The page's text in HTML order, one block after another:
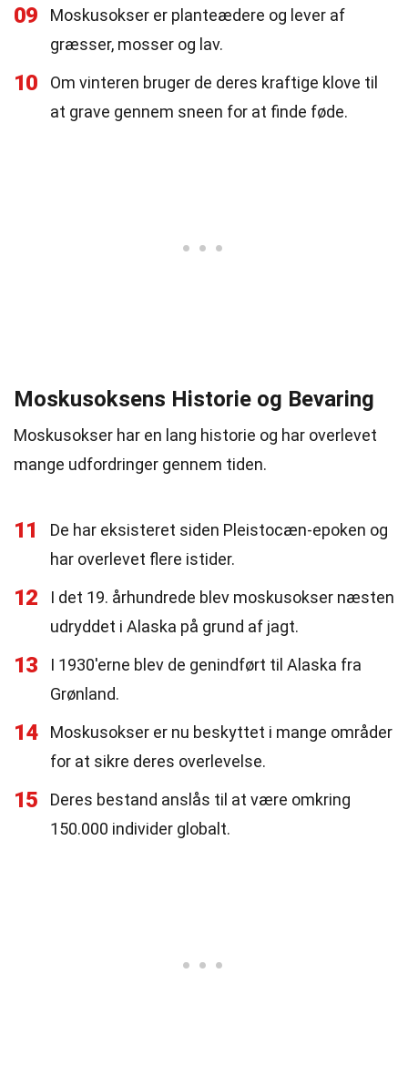
09
Moskusokser er planteædere og lever af
græsser, mosser og lav.
10
Om vinteren bruger de deres kraftige klove til
at grave gennem sneen for at finde føde.
Moskusoksens Historie og Bevaring
Moskusokser har en lang historie og har overlevet
mange udfordringer gennem tiden.
11
De har eksisteret siden Pleistocæn-epoken og
har overlevet flere istider.
12
I det 19. århundrede blev moskusokser næsten
udryddet i Alaska på grund af jagt.
13
I 1930'erne blev de genindført til Alaska fra
Grønland.
14
Moskusokser er nu beskyttet i mange områder
for at sikre deres overlevelse.
15
Deres bestand anslås til at være omkring
150.000 individer globalt.